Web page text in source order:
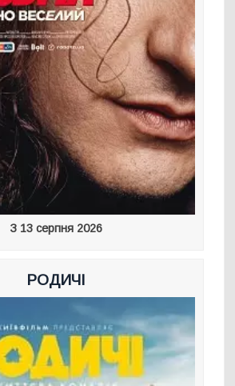
З 13 серпня 2026
РОДИЧІ